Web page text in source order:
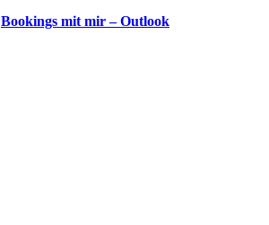
Bookings mit mir – Outlook